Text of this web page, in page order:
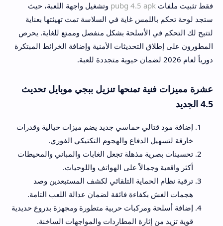
فقط تثبيت ملفات pubg 4.5 apk وتشغيل واجهة اللعبة، حيث
ستجد لوحة تحكم باللمس غاية في السلاسة تمت تهيئتها بعناية
لتتيح لك التحكم في الأسلحة بشكل منفصل وممتع للغاية. يحرص
المطورون على إطلاق التحديثات الأمنية وإضافة الخرائط المبتكرة
دورياً لعام 2026 لضمان حيوية متجددة للعبة.
عشرة مميزات فنية تمنحها تنزيل ببجي موبايل تحديث
4.5 الجديد
إضافة مود قتالي حماسي جديد يضم ميزات خيالية وقدرات
خارقة لتسهيل الدفاع والهجوم التكتيكي الفوري.
تحسينات بصرية مذهلة تجعل الغابات والمباني والمحيطات
أكثر واقعية وجمالاً على الهواتف واللوحيات.
ترقية نظام الحماية التلقائي لكشف المستبعدين وصد
هجمات الغش بكفاءة فائقة لضمان عدالة اللعب التامة.
إضافة أسلحة ومركبات حربية متطورة ومجهزة بدروع حديدية
قوية تزيد من إثارة المطاردات والمواجهات الساخنة.